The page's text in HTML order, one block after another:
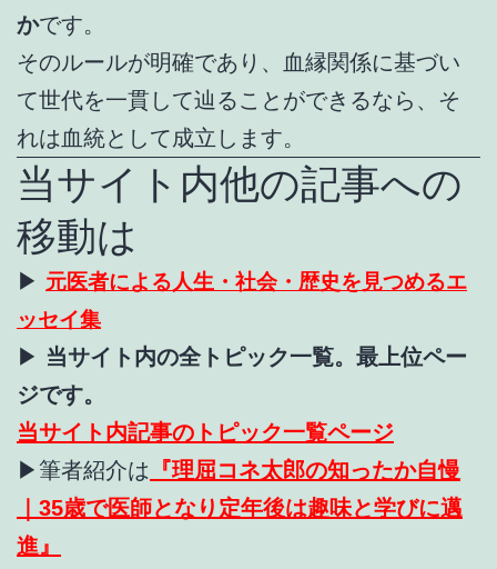
かです。
そのルールが明確であり、血縁関係に基づい
て世代を一貫して辿ることができるなら、そ
れは血統として成立します。
当サイト内他の記事への
移動は
▶ 元医者による人生・社会・歴史を見つめるエ
ッセイ集
▶ 当サイト内の全トピック一覧。最上位ペー
ジです。
当サイト内記事のトピック一覧ページ
▶筆者紹介は 『理屈コネ太郎の知ったか自慢
｜35歳で医師となり定年後は趣味と学びに邁
進』